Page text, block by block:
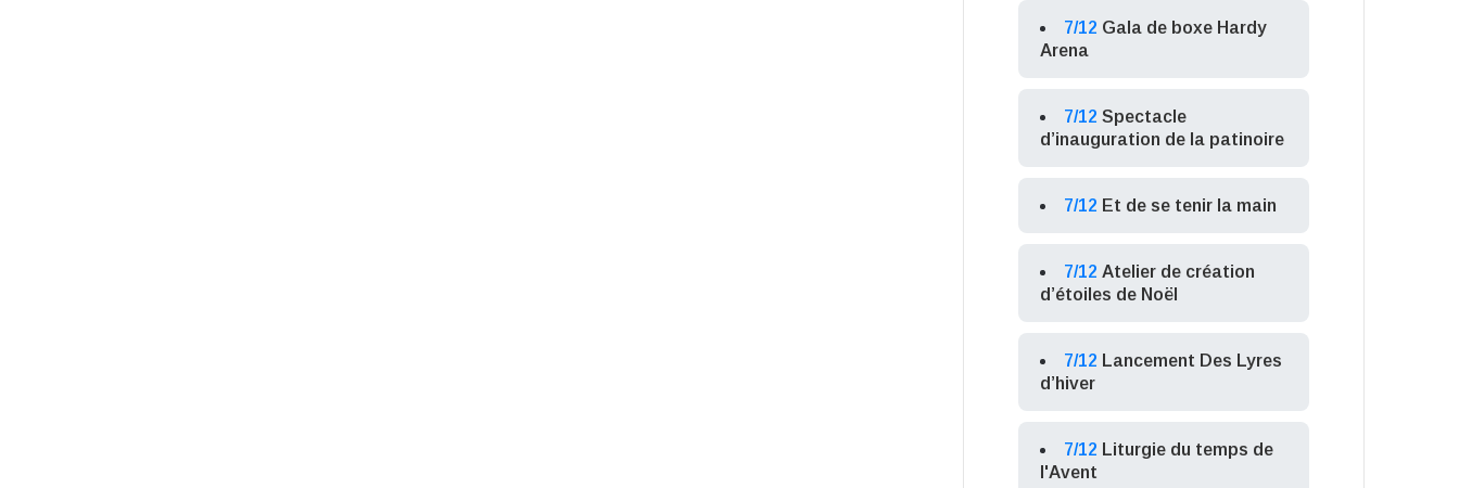
7/12 Gala de boxe Hardy
Arena
7/12 Spectacle
d’inauguration de la patinoire
7/12 Et de se tenir la main
7/12 Atelier de création
d’étoiles de Noël
7/12 Lancement Des Lyres
d’hiver
7/12 Liturgie du temps de
l'Avent